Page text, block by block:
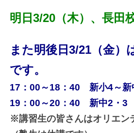
明日3/20（木）、長田
また明後日3/21（金）
です。
17：00～18：40 新小4～新
19：00～20：40 新中2・3
※講習生の皆さんはオリエン